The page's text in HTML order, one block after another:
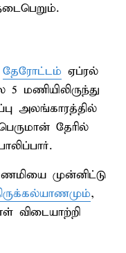
தேரோட்டம் ஏப்ரல்
மணியிலிருந்து
அலங்காரத்தில்
தேரில்
முன்னிட்டு
,
விடையாற்றி